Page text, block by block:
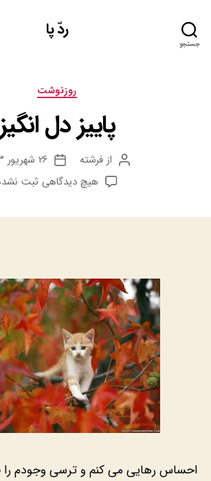
جستجو
ردّ پا
دسته‌ها
روزنوشت
پاییز دل انگیز
نویسنده
نوشته
ازفرشته
تاریخ
نوشته
۲۶ شهریور ۱۳۹۳
هیچ دیدگاهی برای
ثبت
احساس رهایی می کنم و ترسی وجودم را